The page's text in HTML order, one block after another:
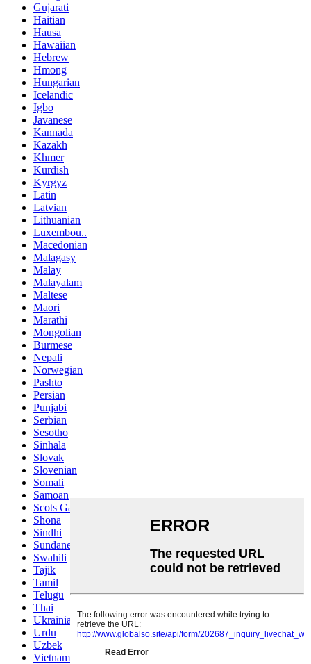
Gujarati
Haitian
Hausa
Hawaiian
Hebrew
Hmong
Hungarian
Icelandic
Igbo
Javanese
Kannada
Kazakh
Khmer
Kurdish
Kyrgyz
Latin
Latvian
Lithuanian
Luxembou..
Macedonian
Malagasy
Malay
Malayalam
Maltese
Maori
Marathi
Mongolian
Burmese
Nepali
Norwegian
Pashto
Persian
Punjabi
Serbian
Sesotho
Sinhala
Slovak
Slovenian
Somali
Samoan
Scots Gaelic
Shona
Sindhi
Sundanese
Swahili
Tajik
Tamil
Telugu
Thai
Ukrainian
Urdu
Uzbek
Vietnamese